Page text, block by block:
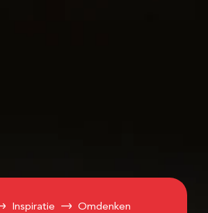
Inspiratie
Omdenken